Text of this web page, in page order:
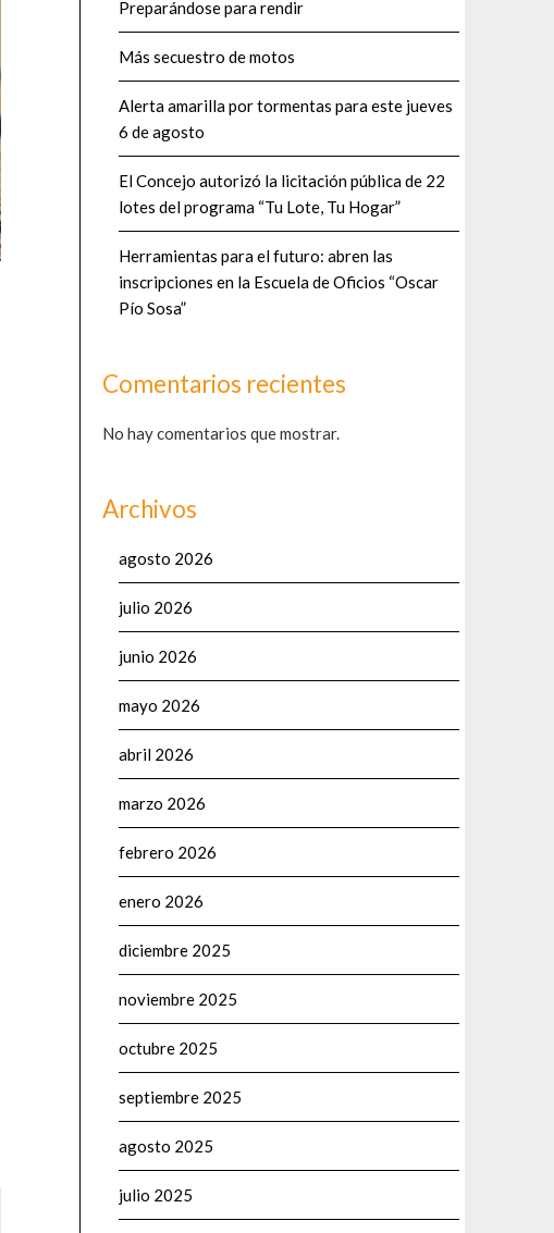
Preparándose para rendir
Más secuestro de motos
Alerta amarilla por tormentas para este jueves
6 de agosto
El Concejo autorizó la licitación pública de 22
lotes del programa “Tu Lote, Tu Hogar”
Herramientas para el futuro: abren las
inscripciones en la Escuela de Oficios “Oscar
Pío Sosa”
Comentarios recientes
No hay comentarios que mostrar.
Archivos
agosto 2026
julio 2026
junio 2026
mayo 2026
abril 2026
marzo 2026
febrero 2026
enero 2026
diciembre 2025
noviembre 2025
octubre 2025
septiembre 2025
agosto 2025
julio 2025